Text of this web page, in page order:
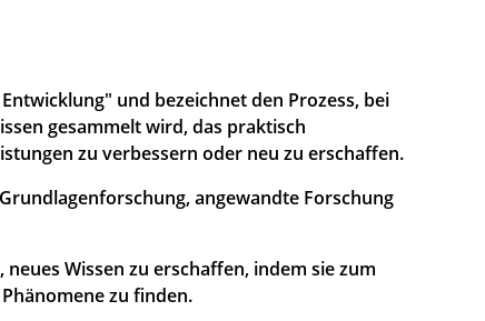
und bezeichnet den Prozess, bei
gesammelt wird, das praktisch
zu verbessern oder neu zu erschaffen.
Grundlagenforschung, angewandte Forschung
neues Wissen zu erschaffen, indem sie zum
zu finden.